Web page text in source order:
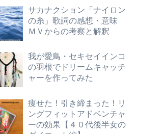
サカナクション「ナイロン
の糸」歌詞の感想・意味
ＭＶからの考察と解釈
我が愛鳥・セキセイインコ
の羽根でドリームキャッチ
ャーを作ってみた
痩せた！引き締まった！リ
ングフィットアドベンチャ
ーの効果【４０代後半女の